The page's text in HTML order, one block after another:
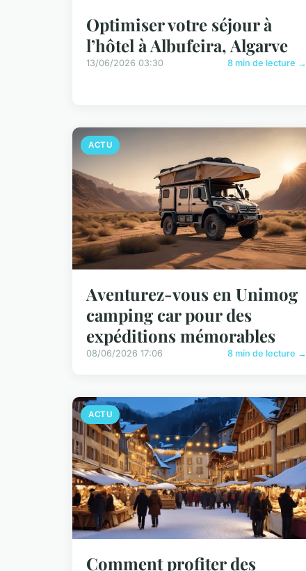
Optimiser votre séjour à
l’hôtel à Albufeira, Algarve
13/06/2026 03:30 8 min de lecture →
ACTU
Aventurez-vous en Unimog
camping car pour des
expéditions mémorables
08/06/2026 17:06 8 min de lecture →
ACTU
Comment profiter des